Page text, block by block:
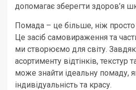
допомагає зберегти здоров’я
Помада – це більше, ніж просто
Це засіб самовираження та
ми створюємо для світу.
асортименту відтінків, текстур
може знайти ідеальну помаду,
індивідуальність та красу.